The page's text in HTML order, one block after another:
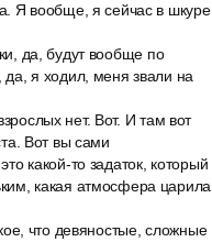
Я вообще, я сейчас в шкуре
да, будут вообще по
да, я ходил, меня звали на
нет. Вот. И там вот
Вот вы сами
какой-то задаток, который
какая атмосфера царила
что девяностые, сложные